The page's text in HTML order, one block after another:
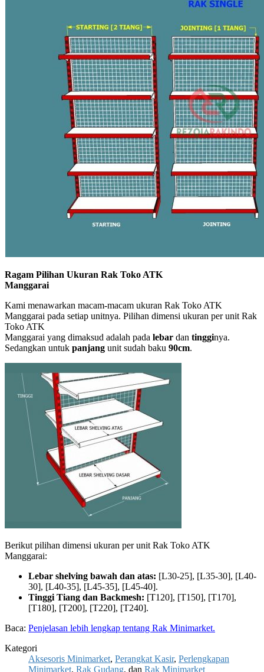
Ragam Pilihan Ukuran Rak Toko ATK
Manggarai
Kami menawarkan macam-macam ukuran Rak Toko ATK
Manggarai pada setiap unitnya. Pilihan dimensi ukuran per unit Rak
Toko ATK
Manggarai yang dimaksud adalah pada lebar dan tingginya.
Sedangkan untuk panjang unit sudah baku 90cm.
Berikut pilihan dimensi ukuran per unit Rak Toko ATK
Manggarai:
Lebar shelving bawah dan atas: [L30-25], [L35-30], [L40-
30], [L40-35], [L45-35], [L45-40].
Tinggi Tiang dan Backmesh: [T120], [T150], [T170],
[T180], [T200], [T220], [T240].
Baca: Penjelasan lebih lengkap tentang Rak Minimarket.
Kategori
Aksesoris Minimarket, Perangkat Kasir, Perlengkapan
Minimarket, Rak Gudang, dan Rak Minimarket